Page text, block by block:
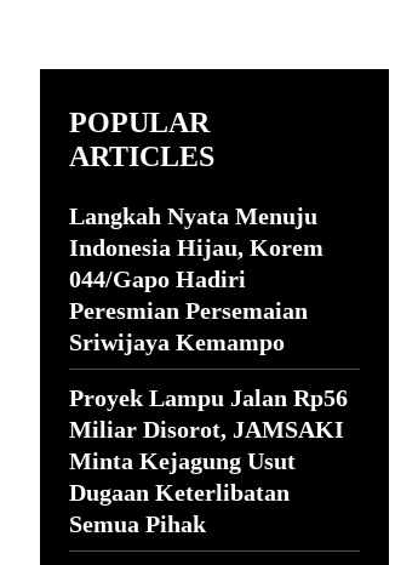
POPULAR
ARTICLES
Langkah Nyata Menuju
Indonesia Hijau, Korem
044/Gapo Hadiri
Peresmian Persemaian
Sriwijaya Kemampo
Proyek Lampu Jalan Rp56
Miliar Disorot, JAMSAKI
Minta Kejagung Usut
Dugaan Keterlibatan
Semua Pihak